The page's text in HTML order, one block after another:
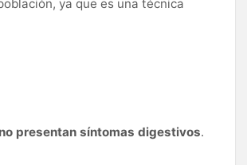
ya que es una técnica
presentan síntomas digestivos.